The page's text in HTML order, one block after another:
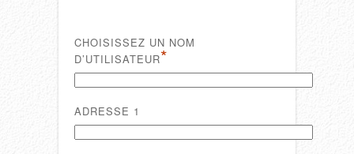
CHOISISSEZ UN NOM
D’UTILISATEUR*
ADRESSE 1